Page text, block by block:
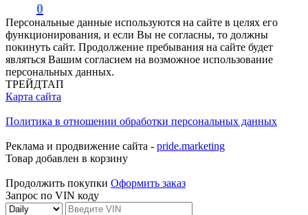
0
Персональные данные используются на сайте в целях его
функционирования, и если Вы не согласны, то должны
покинуть сайт. Продолжение пребывания на сайте будет
являться Вашим согласием на возможное использование
персональных данных.
ТРЕЙДТАП
Карта сайта
Политика в отношении обработки персональных данных
Реклама и продвижение сайта - pride.marketing
Товар добавлен в корзину
Продолжить покупки Оформить заказ
Запрос по VIN коду